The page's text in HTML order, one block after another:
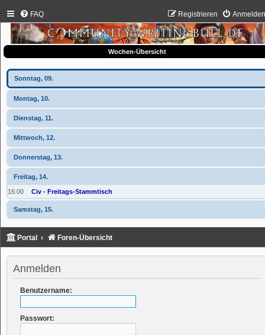
FAQ Registrieren
Wochen-Übersicht
Sonntag, 09.
Montag, 10.
Dienstag, 11.
Mittwoch, 12.
Donnerstag, 13.
Freitag, 14.
16:00 Civ - Freitags-Stammtisch
Samstag, 15.
Portal Foren-Übersicht
Anmelden
Benutzername:
Passwort: